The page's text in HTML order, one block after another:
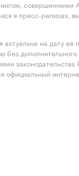
совершенными
в пресс-релизах,
на дату
официальный